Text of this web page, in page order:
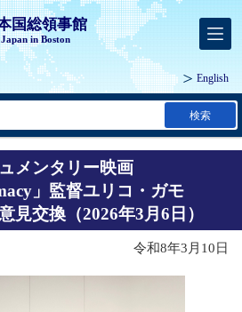
国総領事館
in Boston
English
検索
メンタリー映画
」監督ユリコ・ガモ
見交換（2026年3月6日）
令和8年3月10日